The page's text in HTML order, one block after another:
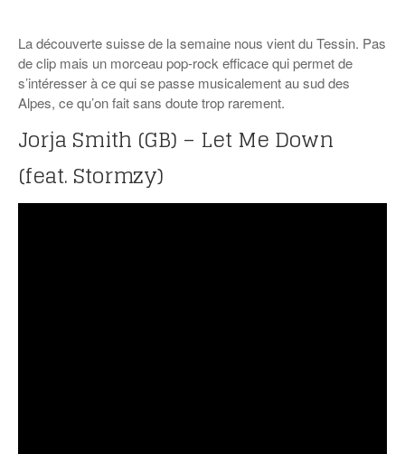
La découverte suisse de la semaine nous vient du Tessin. Pas
de clip mais un morceau pop-rock efficace qui permet de
s’intéresser à ce qui se passe musicalement au sud des
Alpes, ce qu’on fait sans doute trop rarement.
Jorja Smith (GB) – Let Me Down
(feat. Stormzy)